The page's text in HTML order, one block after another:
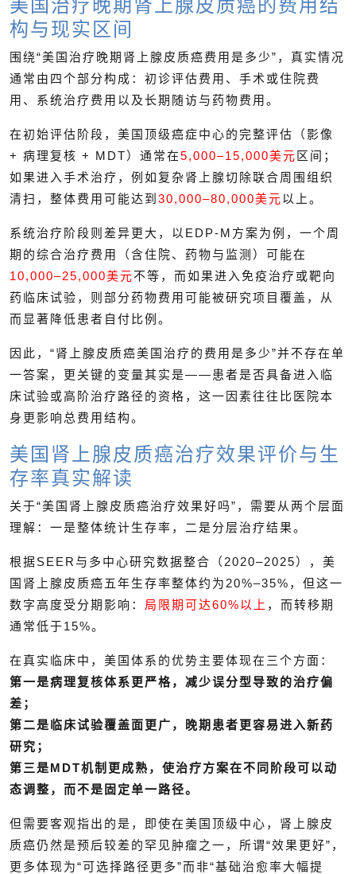
美国治疗晚期肾上腺皮质癌的费用结
构与现实区间
围绕“美国治疗晚期肾上腺皮质癌费用是多少”，真实情况
通常由四个部分构成：初诊评估费用、手术或住院费
用、系统治疗费用以及长期随访与药物费用。
在初始评估阶段，美国顶级癌症中心的完整评估（影像
+ 病理复核 + MDT）通常在5,000–15,000美元 区间；
如果进入手术治疗，例如复杂肾上腺切除联合周围组织
清扫，整体费用可能达到 30,000–80,000美元以上。
系统治疗阶段则差异更大，以EDP-M方案为例，一个周
期的综合治疗费用（含住院、药物与监测）可能在
10,000–25,000美元不等，而如果进入免疫治疗或靶向
药临床试验，则部分药物费用可能被研究项目覆盖，从
而显著降低患者自付比例。
因此，“肾上腺皮质癌美国治疗的费用是多少”并不存在单
一答案，更关键的变量其实是——患者是否具备进入临
床试验或高阶治疗路径的资格，这一因素往往比医院本
身更影响总费用结构。
美国肾上腺皮质癌治疗效果评价与生
存率真实解读
关于“美国肾上腺皮质癌治疗效果好吗”，需要从两个层面
理解：一是整体统计生存率，二是分层治疗结果。
根据SEER与多中心研究数据整合（2020–2025），美
国肾上腺皮质癌五年生存率整体约为20%–35%，但这一
数字高度受分期影响： 局限期可达60%以上 ，而转移期
通常低于15%。
在真实临床中，美国体系的优势主要体现在三个方面：
第一是病理复核体系更严格，减少误分型导致的治疗偏
差；
第二是临床试验覆盖面更广，晚期患者更容易进入新药
研究；
第三是MDT机制更成熟，使治疗方案在不同阶段可以动
态调整，而不是固定单一路径。
但需要客观指出的是，即使在美国顶级中心，肾上腺皮
质癌仍然是预后较差的罕见肿瘤之一，所谓“效果更好”，
更多体现为“可选择路径更多”而非“基础治愈率大幅提